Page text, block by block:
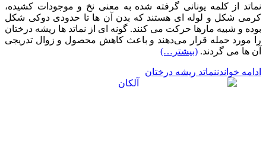
نماتد از کلمه یونانی گرفته شده به معنی نخ و موجودات کشیده،
کرمی شکل و لوله ای هستند که بدن آن ها تا حدودی دوکی شکل
بوده و شبیه مارها حرکت می کنند. گونه ای از نماتد ها ریشه درختان
را مورد حمله قرار می‌دهند و باعث کاهش محصول و زوال تدریجی
آن ها می گردند. (بیشتر…)
ادامه خواندننماتد ریشه درختان